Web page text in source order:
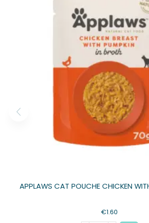
APPLAWS CAT POUCHE CHICKEN
€1.60